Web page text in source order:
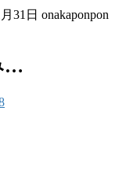
31日 onakaponpon
…